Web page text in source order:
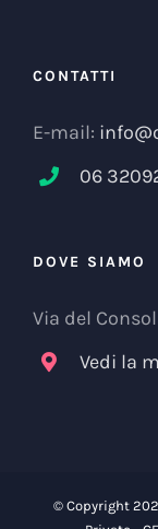
CONTATTI
E-mail:
06
DOVE SIAMO
Via del
Vedi la
© Copyright